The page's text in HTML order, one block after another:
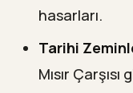
hasarları.
Tarihi
Mısır